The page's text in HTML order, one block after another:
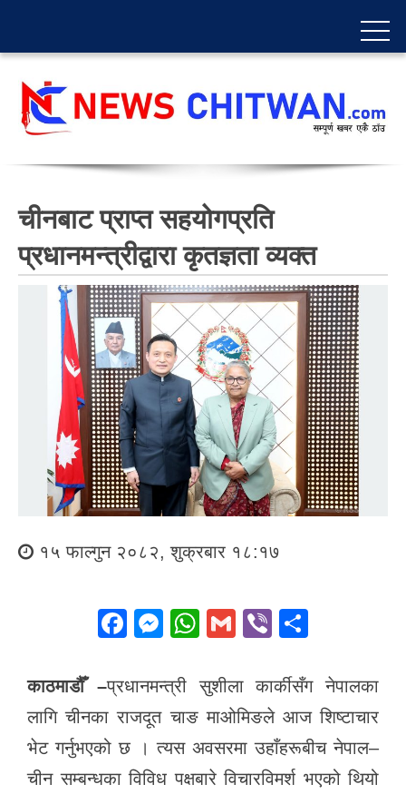
चीनबाट प्राप्त सहयोगप्रति
प्रधानमन्त्रीद्वारा कृतज्ञता व्यक्त
१५ फाल्गुन २०८२, शुक्रबार १८:१७
F
c
e
b
o
M
ss
e
n
g
W
at
s
A
p
G
ail
Vi
er ar
e
काठमाडौँ–प्रधानमन्त्री सुशीला कार्कीसँग नेपालका
लागि चीनका राजदूत चाङ माओमिङले आज शिष्टाचार
भेट गर्नुभएको छ । त्यस अवसरमा उहाँहरूबीच नेपाल–
चीन सम्बन्धका विविध पक्षबारे विचारविमर्श भएको थियो